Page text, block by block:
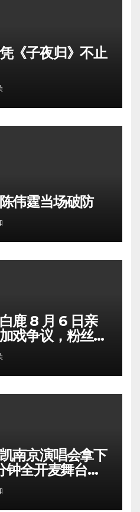
《子夜归》不止
伟霆当场破防
鹿 8 月 6 日亲
戏争议，粉丝剧
南京演唱会拿下
全开麦舞台即